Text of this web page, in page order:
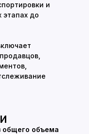
и
этапах до
закупки
бизнеса.
общего объема